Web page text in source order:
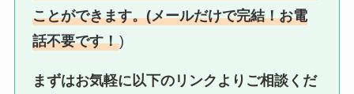
ことができます。(メールだけで完結！お電
話不要です！)
まずはお気軽に以下のリンクよりご相談くだ